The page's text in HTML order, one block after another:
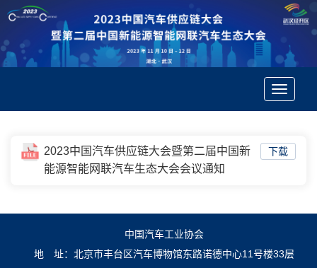
Toggle
下载
2023中国汽车供应链大会暨第二届中国新
能源智能网联汽车生态大会会议通知
中国汽车工业协会
地 址：北京市丰台区汽车博物馆东路诺德中心11号楼33层